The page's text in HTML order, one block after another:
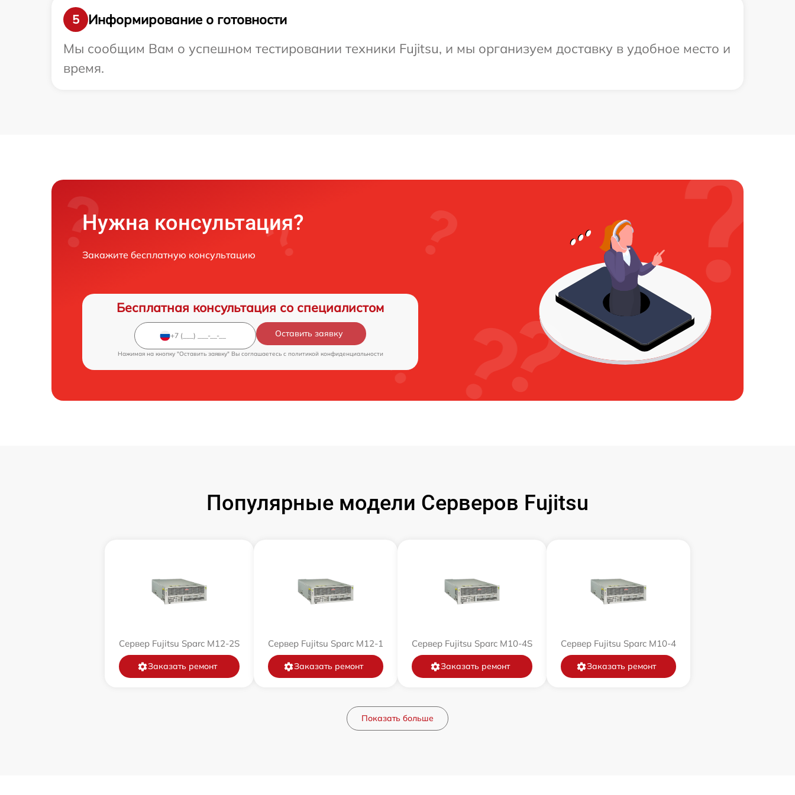
5
Информирование о готовности
Мы сообщим Вам о успешном тестировании техники Fujitsu, и мы организуем доставку в удобное место и
время.
Нужна консультация?
Закажите бесплатную консультацию
Бесплатная консультация со специалистом
Оставить заявку
Нажимая на кнопку "Оставить заявку" Вы соглашаетесь c политикой конфиденциальности
Популярные модели Серверов Fujitsu
Сервер Fujitsu Sparc M12-2S
Заказать ремонт
Сервер Fujitsu Sparc M12-1
Заказать ремонт
Сервер Fujitsu Sparc M10-4S
Заказать ремонт
Сервер Fujitsu Sparc M10-4
Заказать ремонт
Показать больше